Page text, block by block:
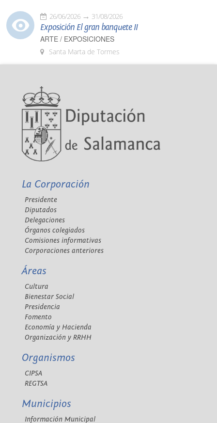
26/06/2026 31/08/2026
Exposición El gran banquete II
ARTE / EXPOSICIONES
Santa Marta de Tormes
La Corporación
Presidente
Diputados
Delegaciones
Órganos colegiados
Comisiones informativas
Corporaciones anteriores
Áreas
Cultura
Bienestar Social
Presidencia
Fomento
Economía y Hacienda
Organización y RRHH
Organismos
CIPSA
REGTSA
Municipios
Información Municipal